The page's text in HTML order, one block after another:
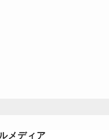
メディア